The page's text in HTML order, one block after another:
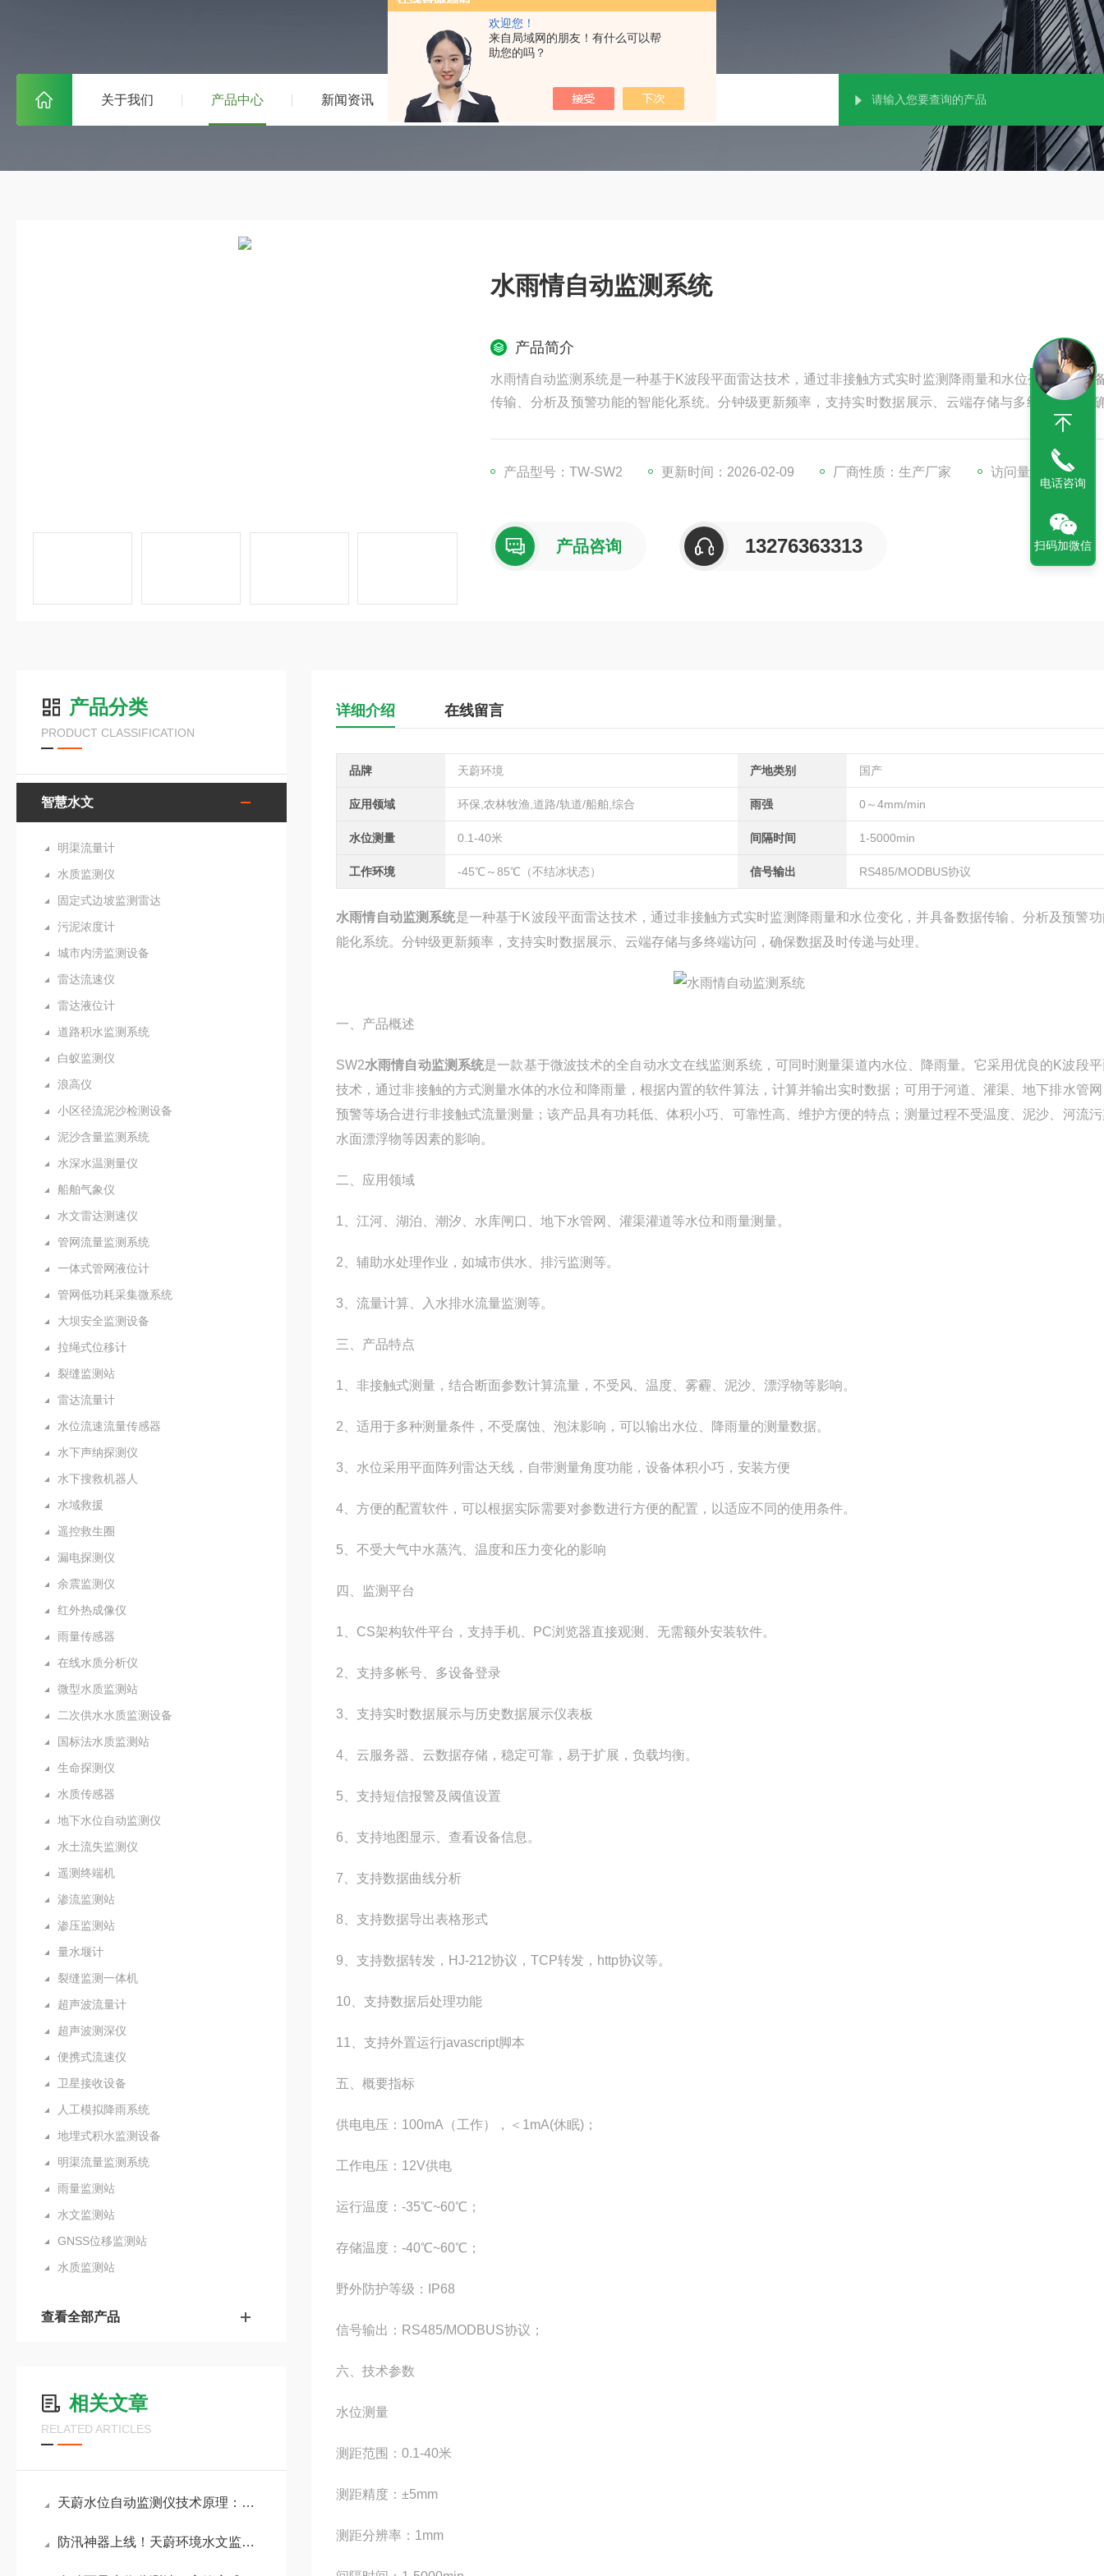
欢迎您！
来自局域网的朋友！有什么可以帮
助您的吗？
关于我们 产品中心 新闻资讯 技术文章 在线留言 联系我们
水雨情自动监测系统
产品简介
水雨情自动监测系统是一种基于K波段平面雷达技术，通过非接触方式实时监测降雨量和水位变化，并具
传输、分析及预警功能的智能化系统。分钟级更新频率，支持实时数据展示、云端存储与多终端访问，
产品型号：TW-SW2 更新时间：2026-02-09 厂商性质：生产厂家 访问量：383
产品咨询 13276363313
产品分类
PRODUCT CLASSIFICATION
智慧水文
明渠流量计
水质监测仪
固定式边坡监测雷达
污泥浓度计
城市内涝监测设备
雷达流速仪
雷达液位计
道路积水监测系统
白蚁监测仪
浪高仪
小区径流泥沙检测设备
泥沙含量监测系统
水深水温测量仪
船舶气象仪
水文雷达测速仪
管网流量监测系统
一体式管网液位计
管网低功耗采集微系统
大坝安全监测设备
拉绳式位移计
裂缝监测站
雷达流量计
水位流速流量传感器
水下声纳探测仪
水下搜救机器人
水域救援
遥控救生圈
漏电探测仪
余震监测仪
红外热成像仪
雨量传感器
在线水质分析仪
微型水质监测站
二次供水水质监测设备
国标法水质监测站
生命探测仪
水质传感器
地下水位自动监测仪
水土流失监测仪
遥测终端机
渗流监测站
渗压监测站
量水堰计
裂缝监测一体机
超声波流量计
超声波测深仪
便携式流速仪
卫星接收设备
人工模拟降雨系统
地埋式积水监测设备
明渠流量监测系统
雨量监测站
水文监测站
GNSS位移监测站
水质监测站
查看全部产品
相关文章
RELATED ARTICLES
天蔚水位自动监测仪技术原理：微波雷达穿透水雾泥沙，实时感知复杂水体波动
防汛神器上线！天蔚环境水文监测站，断网也能保存数据
详细介绍 在线留言
品牌 天蔚环境 产地类别 国产
应用领域 环保,农林牧渔,道路/轨道/船舶,综合 雨强 0～4mm/min
水位测量 0.1-40米 间隔时间 1-5000min
工作环境 -45℃～85℃（不结冰状态） 信号输出 RS485/MODBUS协议
水雨情自动监测系统是一种基于K波段平面雷达技术，通过非接触方式实时监测降雨量和水位变化，并具备数据传输、分析及预警
能化系统。分钟级更新频率，支持实时数据展示、云端存储与多终端访问，确保数据及时传递与处理。
一、产品概述
SW2水雨情自动监测系统是一款基于微波技术的全自动水文在线监测系统，可同时测量渠道内水位、降雨量。它采用优良的K波段
技术，通过非接触的方式测量水体的水位和降雨量，根据内置的软件算法，计算并输出实时数据；可用于河道、灌渠、地下排水管
预警等场合进行非接触式流量测量；该产品具有功耗低、体积小巧、可靠性高、维护方便的特点；测量过程不受温度、泥沙、河流
水面漂浮物等因素的影响。
二、应用领域
1、江河、湖泊、潮汐、水库闸口、地下水管网、灌渠灌道等水位和雨量测量。
2、辅助水处理作业，如城市供水、排污监测等。
3、流量计算、入水排水流量监测等。
三、产品特点
1、非接触式测量，结合断面参数计算流量，不受风、温度、雾霾、泥沙、漂浮物等影响。
2、适用于多种测量条件，不受腐蚀、泡沫影响，可以输出水位、降雨量的测量数据。
3、水位采用平面阵列雷达天线，自带测量角度功能，设备体积小巧，安装方便
4、方便的配置软件，可以根据实际需要对参数进行方便的配置，以适应不同的使用条件。
5、不受大气中水蒸汽、温度和压力变化的影响
四、监测平台
1、CS架构软件平台，支持手机、PC浏览器直接观测、无需额外安装软件。
2、支持多帐号、多设备登录
3、支持实时数据展示与历史数据展示仪表板
4、云服务器、云数据存储，稳定可靠，易于扩展，负载均衡。
5、支持短信报警及阈值设置
6、支持地图显示、查看设备信息。
7、支持数据曲线分析
8、支持数据导出表格形式
9、支持数据转发，HJ-212协议，TCP转发，http协议等。
10、支持数据后处理功能
11、支持外置运行javascript脚本
五、概要指标
供电电压：100mA（工作），＜1mA(休眠)；
工作电压：12V供电
运行温度：-35℃~60℃；
存储温度：-40℃~60℃；
野外防护等级：IP68
信号输出：RS485/MODBUS协议；
六、技术参数
水位测量
测距范围：0.1-40米
测距精度：±5mm
测距分辨率：1mm
电话咨询
扫码加微信